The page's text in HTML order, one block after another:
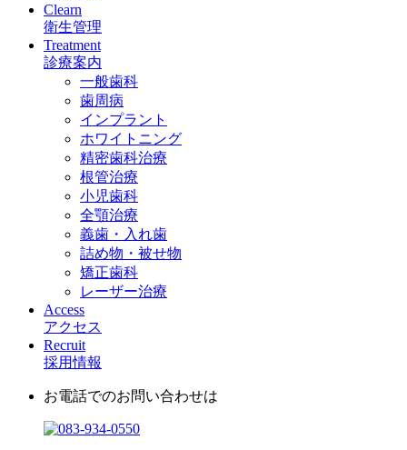
Clearn
衛生管理
Treatment
診療案内
一般歯科
歯周病
インプラント
ホワイトニング
精密歯科治療
根管治療
小児歯科
全顎治療
義歯・入れ歯
詰め物・被せ物
矯正歯科
レーザー治療
Access
アクセス
Recruit
採用情報
お電話でのお問い合わせは